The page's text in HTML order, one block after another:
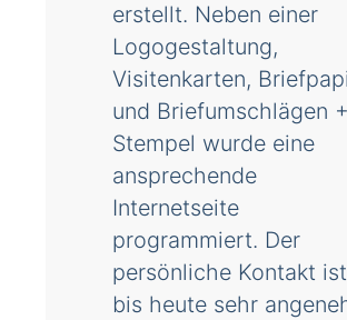
erstellt. Neben einer
Logogestaltung,
Visitenkarten,
und Briefumschlägen +
Stempel wurde eine
ansprechende
Internetseite
programmiert. Der
persönliche Kontakt ist
bis heute sehr